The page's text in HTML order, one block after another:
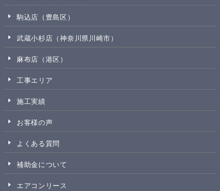
駒込店（豊島区）
武蔵小杉店（神奈川県川崎市）
麻布店（港区）
工事エリア
施工実績
お客様の声
よくある質問
補助金について
エアコンリース